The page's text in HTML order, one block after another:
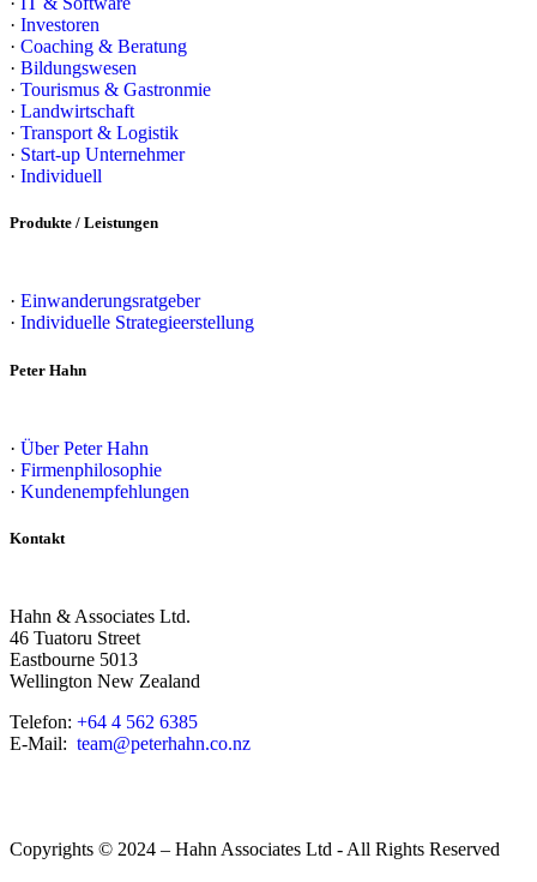
· Investoren
· Coaching & Beratung
· Bildungswesen
· Tourismus & Gastronmie
· Landwirtschaft
· Transport & Logistik
· Start-up Unternehmer
· Individuell
Produkte / Leistungen
· Einwanderungsratgeber
· Individuelle Strategieerstellung
Peter Hahn
· Über Peter Hahn
· Firmenphilosophie
· Kundenempfehlungen
Kontakt
Hahn & Associates Ltd.
46 Tuatoru Street
Eastbourne 5013
Wellington New Zealand
Telefon: +64 4 562 6385
E-Mail: team@peterhahn.co.nz
Copyrights © 2024 – Hahn Associates Ltd - All Rights Reserved